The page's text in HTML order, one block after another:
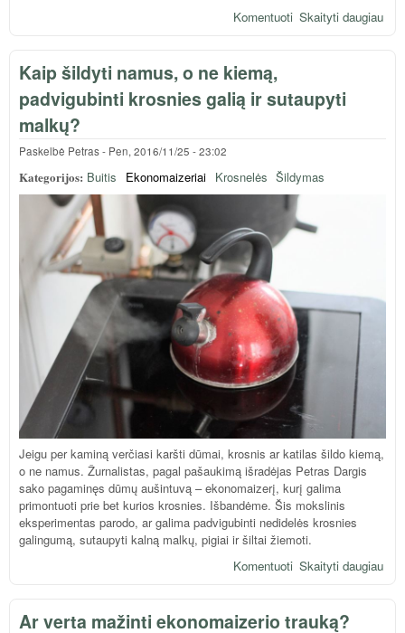
Skaityti daugiau
Komentuoti
Kaip šildyti namus, o ne kiemą,
padvigubinti krosnies galią ir sutaupyti
malkų?
Paskelbė Petras- Pen, 2016/11/25 - 23:02
Kategorijos: Buitis Ekonomaizeriai Krosnelės Šildymas
Jeigu per kaminą verčiasi karšti dūmai, krosnis ar katilas šildo kiemą,
o ne namus. Žurnalistas, pagal pašaukimą išradėjas Petras Dargis
sako pagaminęs dūmų aušintuvą – ekonomaizerį, kurį galima
primontuoti prie bet kurios krosnies. Išbandėme. Šis mokslinis
eksperimentas parodo, ar galima padvigubinti nedidelės krosnies
galingumą, sutaupyti kalną malkų, pigiai ir šiltai žiemoti.
Skaityti daugiau
Komentuoti
Ar verta mažinti ekonomaizerio trauką?